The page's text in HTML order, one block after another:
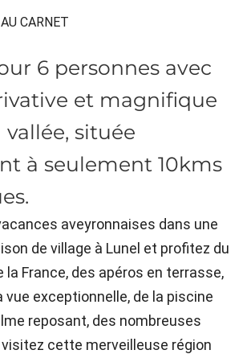
CARNET
6 personnes avec
et magnifique
située
à seulement 10kms
aveyronnaises dans une
de village à Lunel et profitez du
la France, des apéros en terrasse,
vue exceptionnelle, de la piscine
reposant, des nombreuses
cette merveilleuse région